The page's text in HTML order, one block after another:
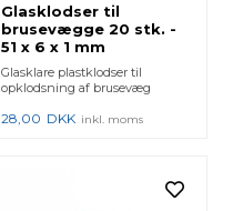
Glasklodser til
brusevægge 20 stk. -
51 x 6 x 1 mm
Glasklare plastklodser til
opklodsning af brusevæg
28,00 DKK inkl. moms